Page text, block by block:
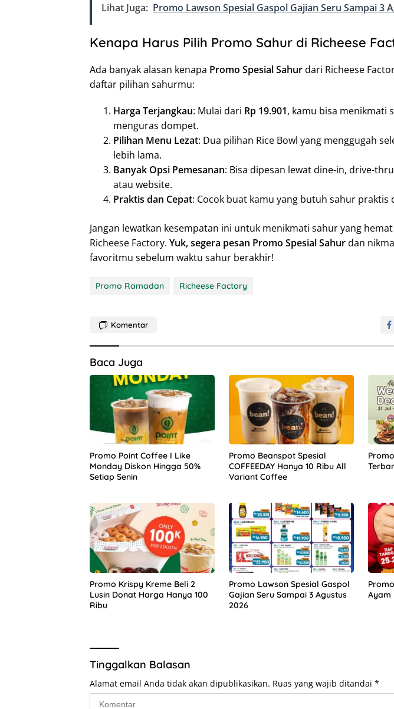
Lihat Juga: Promo Lawson Spesial Gaspol Gajian Seru Sampai 3
Kenapa Harus Pilih Promo Sahur di Richeese
Ada banyak alasan kenapa Promo Spesial Sahurdari Richeese
daftar pilihan sahurmu:
Harga Terjangkau: Mulai dari Rp 19.901, kamu bisa menikmati
menguras dompet.
Pilihan Menu Lezat: Dua pilihan Rice Bowl yang menggugah
lebih lama.
Banyak Opsi Pemesanan: Bisa dipesan lewat dine-in, drive-
atau website.
Praktis dan Cepat: Cocok buat kamu yang butuh sahur praktis
Jangan lewatkan kesempatan ini untuk menikmati sahur yang
Richeese Factory. Yuk, segera pesan Promo Spesial Sahurdan
favoritmu sebelum waktu sahur berakhir!
Promo Ramadan Richeese Factory
Komentar
Baca Juga
Promo Point Coffee I Like
Monday Diskon Hingga 50%
Setiap Senin
Promo Beanspot Spesial
COFFEEDAY Hanya 10 Ribu All
Variant Coffee
Promo Krispy Kreme Beli 2
Lusin Donat Harga Hanya 100
Ribu
Promo Lawson Spesial Gaspol
Gajian Seru Sampai 3 Agustus
2026
Ayam
Tinggalkan Balasan
Alamat email Anda tidak akan dipublikasikan. Ruas yang wajib ditandai *